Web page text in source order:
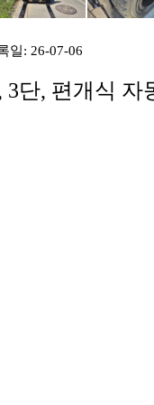
일: 26-07-06
단, 편개식 자